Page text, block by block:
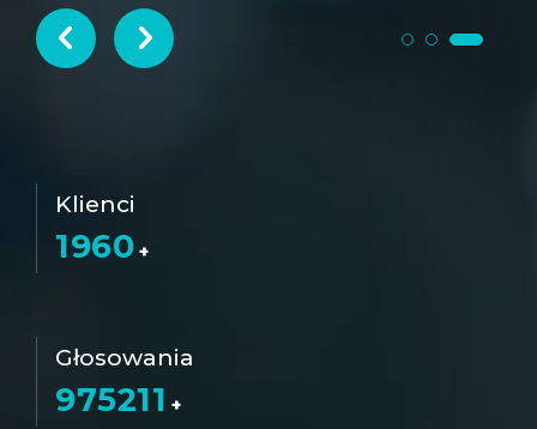
Klienci
1960 +
Głosowania
975211 +